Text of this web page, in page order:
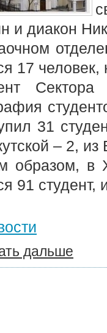
и диакон
17
31
– 2,
образом, в
91
дальше